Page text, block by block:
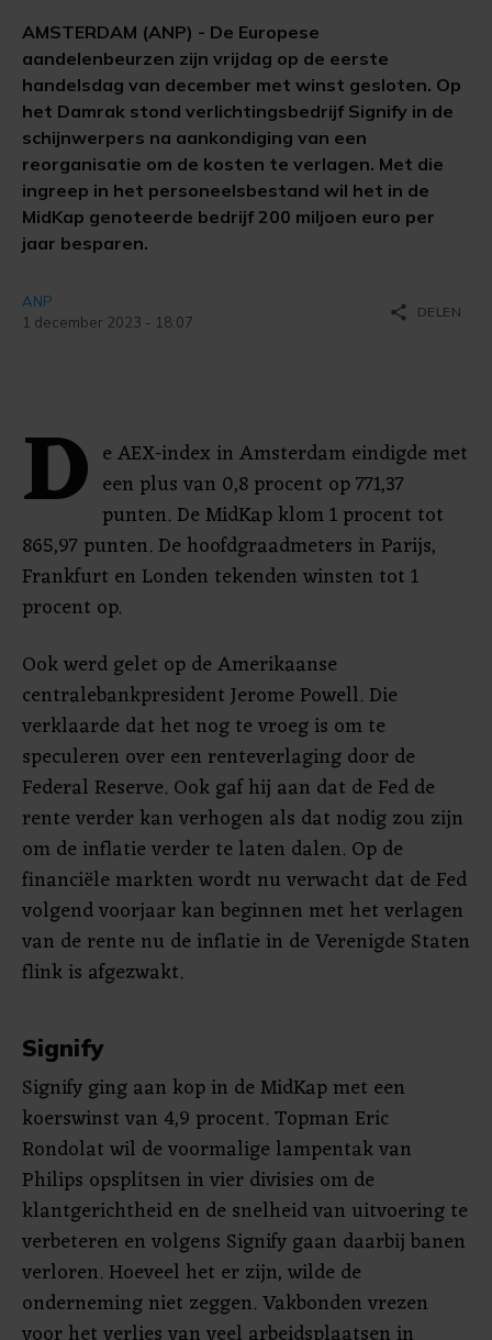
AMSTERDAM (ANP) - De Europese
aandelenbeurzen zijn vrijdag op de eerste
handelsdag van december met winst gesloten. Op
het Damrak stond verlichtingsbedrijf Signify in de
schijnwerpers na aankondiging van een
reorganisatie om de kosten te verlagen. Met die
ingreep in het personeelsbestand wil het in de
MidKap genoteerde bedrijf 200 miljoen euro per
jaar besparen.
ANP
1 december 2023 - 18:07
share DELEN
D e AEX-index in Amsterdam eindigde met
een plus van 0,8 procent op 771,37
punten. De MidKap klom 1 procent tot
865,97 punten. De hoofdgraadmeters in Parijs,
Frankfurt en Londen tekenden winsten tot 1
procent op.
Ook werd gelet op de Amerikaanse
centralebankpresident Jerome Powell. Die
verklaarde dat het nog te vroeg is om te
speculeren over een renteverlaging door de
Federal Reserve. Ook gaf hij aan dat de Fed de
rente verder kan verhogen als dat nodig zou zijn
om de inflatie verder te laten dalen. Op de
financiële markten wordt nu verwacht dat de Fed
volgend voorjaar kan beginnen met het verlagen
van de rente nu de inflatie in de Verenigde Staten
flink is afgezwakt.
Signify
Signify ging aan kop in de MidKap met een
koerswinst van 4,9 procent. Topman Eric
Rondolat wil de voormalige lampentak van
Philips opsplitsen in vier divisies om de
klantgerichtheid en de snelheid van uitvoering te
verbeteren en volgens Signify gaan daarbij banen
verloren. Hoeveel het er zijn, wilde de
onderneming niet zeggen. Vakbonden vrezen